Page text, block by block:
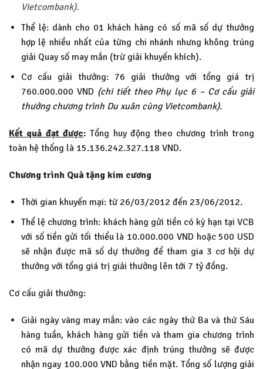
Vietcombank).
Thể lệ: dành cho 01 khách hàng có số mã số dự thưởng
hợp lệ nhiều nhất của từng chi nhánh nhưng không trúng
giải Quay số may mắn (trừ giải khuyến khích).
Cơ cấu giải thưởng: 76 giải thưởng với tổng giá trị
760.000.000 VND (chi tiết theo Phụ lục 6 – Cơ cấu giải
thưởng chương trình Du xuân cùng Vietcombank).
Kết quả đạt được: Tổng huy động theo chương trình trong
toàn hệ thống là 15.136.242.327.118 VND.
Chương trình Quà tặng kim cương
Thời gian khuyến mại: từ 26/03/2012 đến 23/06/2012.
Thể lệ chương trình: khách hàng gửi tiền có kỳ hạn tại VCB
với số tiền gửi tối thiểu là 10.000.000 VND hoặc 500 USD
sẽ nhận được mã số dự thưởng để tham gia 3 cơ hội dự
thưởng với tổng giá trị giải thưởng lên tới 7 tỷ đồng.
Cơ cấu giải thưởng:
Giải ngày vàng may mắn: vào các ngày thứ Ba và thứ Sáu
hàng tuần, khách hàng gửi tiền và tham gia chương trình
có mã dự thưởng được xác định trúng thưởng sẽ được
nhận ngay 100.000 VND bằng tiền mặt. Tổng số lượng giải